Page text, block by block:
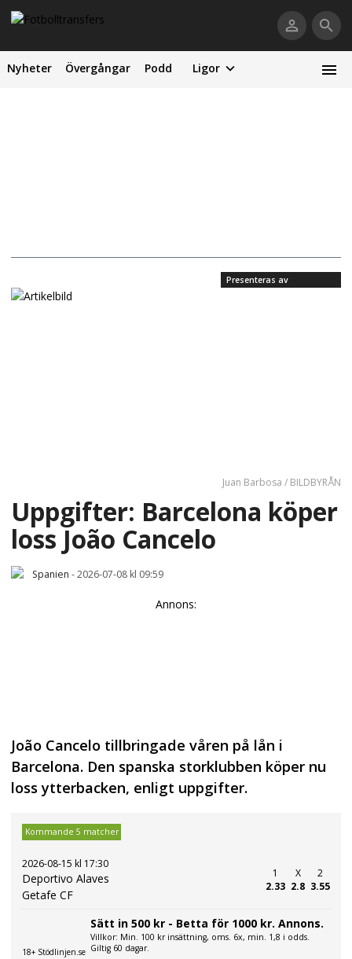
Nyheter Övergångar Podd Ligor
Presenteras av
Juan Barbosa / BILDBYRÅN
Uppgifter: Barcelona köper
loss João Cancelo
Spanien -2026-07-08 kl 09:59
Annons:
João Cancelo tillbringade våren på lån i
Barcelona. Den spanska storklubben köper nu
loss ytterbacken, enligt uppgifter.
Kommande 5 matcher
2026-08-15 kl 17:30
Deportivo Alaves
Getafe CF
1
2.33
X
2.8
2
3.55
18+ Stödlinjen.se
Sätt in 500 kr - Betta för 1000 kr. Annons.
Villkor: Min. 100 kr insättning, oms. 6x, min. 1,8 i odds.
Giltig 60 dagar.